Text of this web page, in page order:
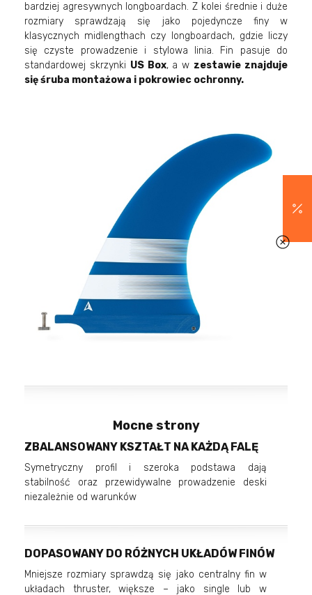
bardziej agresywnych longboardach. Z kolei średnie i duże
rozmiary sprawdzają się jako pojedyncze finy w
klasycznych midlengthach czy longboardach, gdzie liczy
się czyste prowadzenie i stylowa linia. Fin pasuje do
standardowej skrzynki US Box, a w zestawie znajduje
się śruba montażowa i pokrowiec ochronny.
Mocne strony
ZBALANSOWANY KSZTAŁT NA KAŻDĄ FALĘ
Symetryczny profil i szeroka podstawa dają
stabilność oraz przewidywalne prowadzenie deski
niezależnie od warunków
DOPASOWANY DO RÓŻNYCH UKŁADÓW FINÓW
Mniejsze rozmiary sprawdzą się jako centralny fin w
układach thruster, większe – jako single lub w